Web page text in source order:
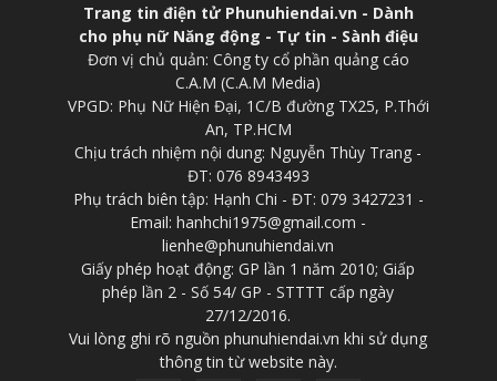
Trang tin điện tử Phunuhiendai.vn - Dành
cho phụ nữ Năng động - Tự tin - Sành điệu
Đơn vị chủ quản: Công ty cổ phần quảng cáo
C.A.M (C.A.M Media)
VPGD: Phụ Nữ Hiện Đại, 1C/B đường TX25, P.Thới
An, TP.HCM
Chịu trách nhiệm nội dung: Nguyễn Thùy Trang -
ĐT: 076 8943493
Phụ trách biên tập: Hạnh Chi - ĐT: 079 3427231 -
Email: hanhchi1975@gmail.com -
lienhe@phunuhiendai.vn
Giấy phép hoạt động: GP lần 1 năm 2010; Giấp
phép lần 2 - Số 54/ GP - STTTT cấp ngày
27/12/2016.
Vui lòng ghi rõ nguồn phunuhiendai.vn khi sử dụng
thông tin từ website này.